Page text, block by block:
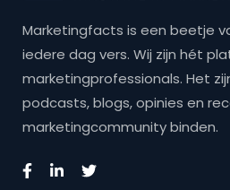
Marketingfacts is een beetje
iedere dag vers. Wij zijn hét
marketingprofessionals. Het
podcasts, blogs, opinies en
marketingcommunity binden.